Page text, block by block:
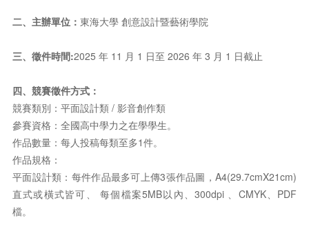
二、主辦單位： 東海大學 創意設計暨藝術學院
三、徵件時間:2025 年 11 月 1 日至 2026 年 3 月 1 日截止
四、競賽徵件方式：
競賽類別：平面設計類 / 影音創作類
參賽資格：全國高中學力之在學學生。
作品數量：每人投稿每類至多1件。
作品規格：
平面設計類：每件作品最多可上傳3張作品圖，A4(29.7cmX21cm)
直式或橫式皆可、 每個檔案5MB以內、300dpi 、CMYK、PDF
檔。